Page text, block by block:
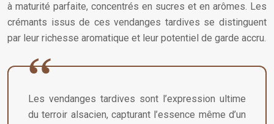
à maturité parfaite, concentrés en sucres et en arômes. Les
crémants issus de ces vendanges tardives se distinguent
par leur richesse aromatique et leur potentiel de garde accru.
Les vendanges tardives sont l’expression ultime
du terroir alsacien, capturant l’essence même d’un